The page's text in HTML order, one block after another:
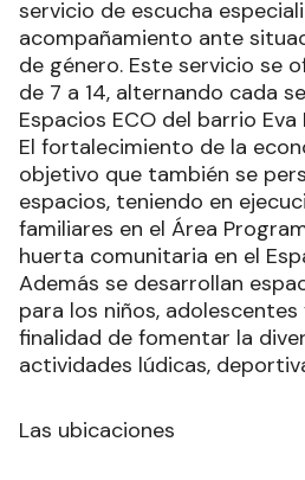
servicio de escucha
acompañamiento ante
de género. Este servicio se
de 7 a 14, alternando cada
Espacios ECO del barrio Eva
El fortalecimiento de la
objetivo que también se
espacios, teniendo en
familiares en el Área
huerta comunitaria en el
Además se desarrollan
para los niños,
finalidad de fomentar la
actividades lúdicas,
Las ubicaciones